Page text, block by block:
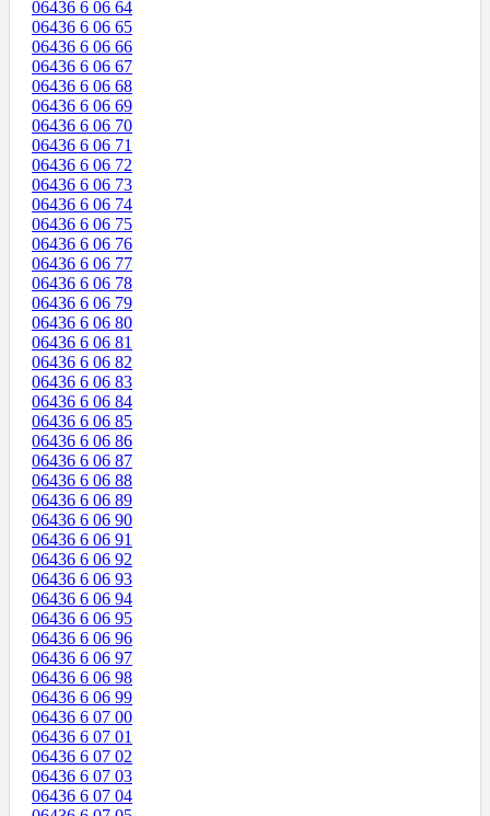
06436 6 06 64
06436 6 06 65
06436 6 06 66
06436 6 06 67
06436 6 06 68
06436 6 06 69
06436 6 06 70
06436 6 06 71
06436 6 06 72
06436 6 06 73
06436 6 06 74
06436 6 06 75
06436 6 06 76
06436 6 06 77
06436 6 06 78
06436 6 06 79
06436 6 06 80
06436 6 06 81
06436 6 06 82
06436 6 06 83
06436 6 06 84
06436 6 06 85
06436 6 06 86
06436 6 06 87
06436 6 06 88
06436 6 06 89
06436 6 06 90
06436 6 06 91
06436 6 06 92
06436 6 06 93
06436 6 06 94
06436 6 06 95
06436 6 06 96
06436 6 06 97
06436 6 06 98
06436 6 06 99
06436 6 07 00
06436 6 07 01
06436 6 07 02
06436 6 07 03
06436 6 07 04